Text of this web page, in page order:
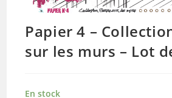
Papier 4 –
sur les murs – Lot
En stock